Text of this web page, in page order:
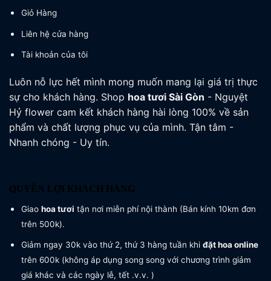
Giỏ Hàng
Liên hệ cửa hàng
Tài khoản của tôi
Luôn nỗ lực hết mình mong muốn mang lại giá trị thực
sự cho khách hàng. Shop hoa tươi Sài Gòn - Nguyệt
Hỷ flower cam kết khách hàng hài lòng 100% về sản
phẩm và chất lượng phục vụ của mình. Tận tâm -
Nhanh chóng - Uy tín.
QUYỀN LỢI KHÁCH HÀNG
Giao hoa tươi tận nơi miễn phí nội thành (Bán kính 10km đơn
trên 500k).
Giảm ngay 30k vào thứ 2, thứ 3 hàng tuần khi đặt hoa online
trên 600k (không áp dụng song song với chương trình giảm
giá khác và các ngày lễ, tết .v.v. )